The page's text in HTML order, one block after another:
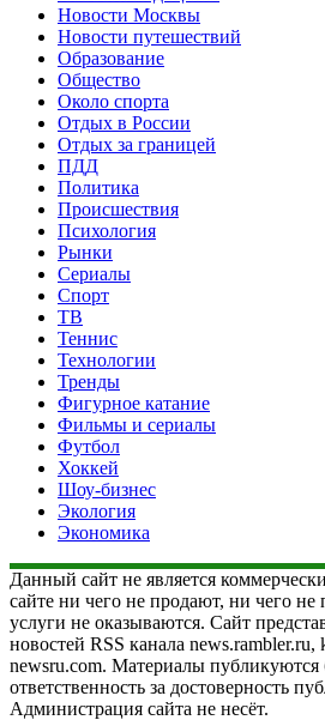
Новости Москвы
Новости путешествий
Образование
Общество
Около спорта
Отдых в России
Отдых за границей
ПДД
Политика
Происшествия
Психология
Рынки
Сериалы
Спорт
ТВ
Теннис
Технологии
Тренды
Фигурное катание
Фильмы и сериалы
Футбол
Хоккей
Шоу-бизнес
Экология
Экономика
Данный сайт не является
сайте ни чего не продают, ни чего
услуги не оказываются. Сайт
новостей RSS канала news.rambler.ru,
newsru.com. Материалы публикуются
ответственность за достоверность
Администрация сайта не несёт.